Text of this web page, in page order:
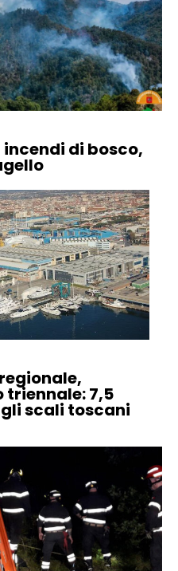
di bosco,
7,5
scali toscani